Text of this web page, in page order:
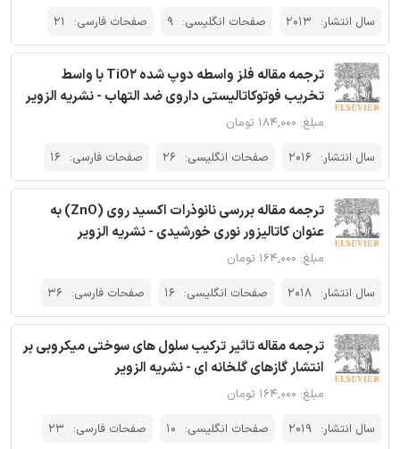
سال انتشار: 2013 صفحات انگلیسی: 9 صفحات فارسی: 21
ترجمه مقاله فلز واسطه دوپ شده TiO2 با واسط
تخریب فوتوکاتالیستی داروی ضد التهاب - نشریه الزویر
مبلغ: ۱۸۴,۰۰۰ تومان
سال انتشار: 2016 صفحات انگلیسی: 26 صفحات فارسی: 16
ترجمه مقاله بررسی نانوذرات اکسید روی (ZnO) به
عنوان کاتالیزور نوری خورشیدی - نشریه الزویر
مبلغ: ۱۶۴,۰۰۰ تومان
سال انتشار: 2018 صفحات انگلیسی: 16 صفحات فارسی: 36
ترجمه مقاله تاثیر ترکیب سلول های سوختی میکروبی بر
انتشار گازهای گلخانه ای - نشریه الزویر
مبلغ: ۱۶۴,۰۰۰ تومان
سال انتشار: 2019 صفحات انگلیسی: 10 صفحات فارسی: 23